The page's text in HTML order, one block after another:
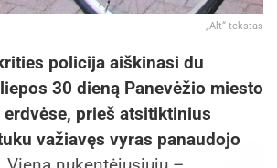
„Alt“ tekstas
policija aiškinasi du
30 dieną Panevėžio miesto
prieš atsitiktinius
važiavęs vyras panaudojo